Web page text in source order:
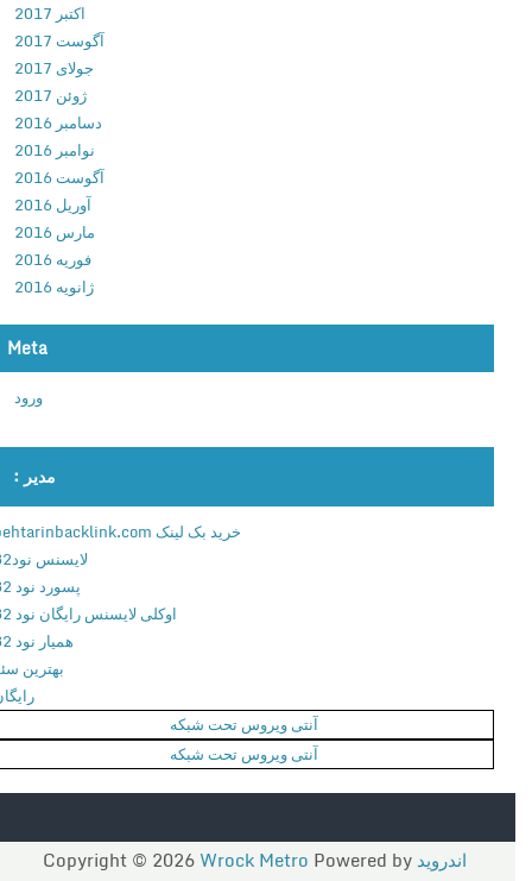
1
د
ن
ل
و
د
ب
ا
ز
ب
س
ز
ی
م
ا
ب
آگوست 2017
جولای 2017
ژوئن 2017
دسامبر 2016
نوامبر 2016
آگوست 2016
آوریل 2016
مارس 2016
فوریه 2016
ژانویه 2016
Meta
مدیر :
خرید بک لینک behtarinbacklink.com
لایسنس نود32
پسورد نود 32
اوکلی لایسنس رایگان نود 32
همیار نود 32
بهترین سئو
رایگان
آنتی ویروس تحت شبکه
آنتی ویروس تحت شبکه
اندرویدCopyright © 2026
Wrock MetroPowered by